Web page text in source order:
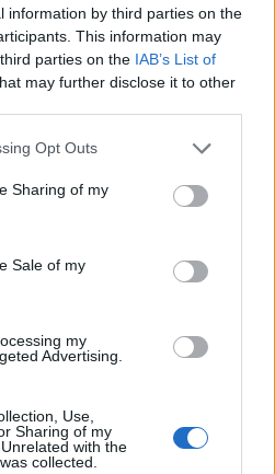
information by third parties on the
This information may
parties on the IAB’s List of
may further disclose it to other
Opt Outs
Sharing of my
Sale of my
my
Advertising.
Use,
Sharing of my
with the
collected.
avNorsk Maritimt
Forlag
av Fagpressen og
Varsom-plakaten og
Redaksjonen har ikke
til.
Ole Henrik Nissen-Lie
Axel Fr. Nissen-Lie,